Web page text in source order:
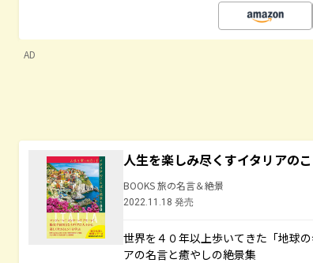
AD
人生を楽しみ尽くすイタリアの
BOOKS 旅の名言＆絶景
2022.11.18 発売
世界を４０年以上歩いてきた「地球
アの名言と癒やしの絶景集